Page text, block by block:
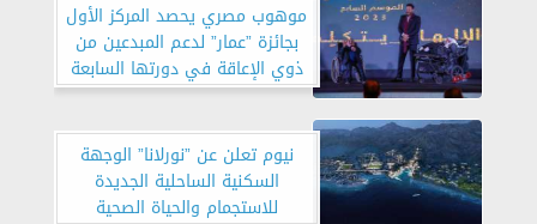
موهوب مصري يحصد المركز الأول
بجائزة ”عمار” لدعم المبدعين من
ذوي الإعاقة في دورتها السابعة
بالسعودية
نيوم تعلن عن ”نورلانا” الوجهة
السكنية الساحلية الجديدة
للاستجمام والحياة الصحية